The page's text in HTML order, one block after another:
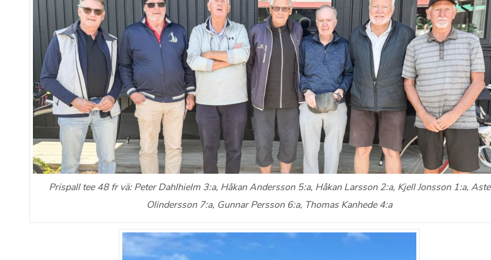
Prispall tee 48 fr vä: Peter Dahlhielm 3:a, Håkan Andersson 5:a, Håkan Larsson 2:a, Kjell Jonsson 1:a, Aste
Olindersson 7:a, Gunnar Persson 6:a, Thomas Kanhede 4:a